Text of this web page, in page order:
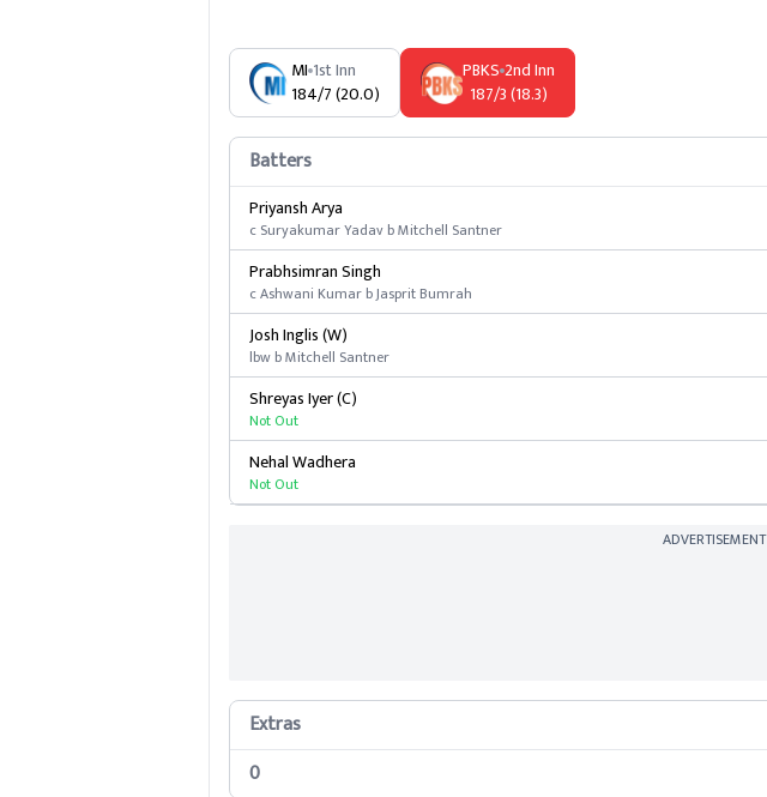
MI 1st Inn
184/7 (20.0)
PBKS 2nd Inn
187/3 (18.3)
Batters
Priyansh Arya
c Suryakumar Yadav b Mitchell Santner
Prabhsimran Singh
c Ashwani Kumar b Jasprit Bumrah
Josh Inglis (W)
lbw b Mitchell Santner
Shreyas Iyer (C)
Not Out
Nehal Wadhera
Not Out
ADVERTISEMENT
Extras
0